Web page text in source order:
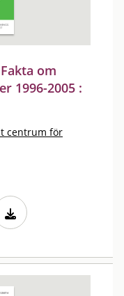
om
1996-2005 :
centrum för